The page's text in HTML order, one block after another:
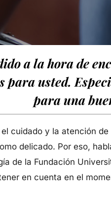
a la hora de
para usted.
para una
cuidado y la atención
delicado. Por eso,
de la Fundación
en cuenta en el